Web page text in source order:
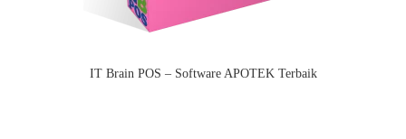
IT Brain POS – Software APOTEK Terbaik